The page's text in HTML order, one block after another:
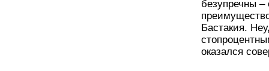
безупречны
Бастакия.
оказался